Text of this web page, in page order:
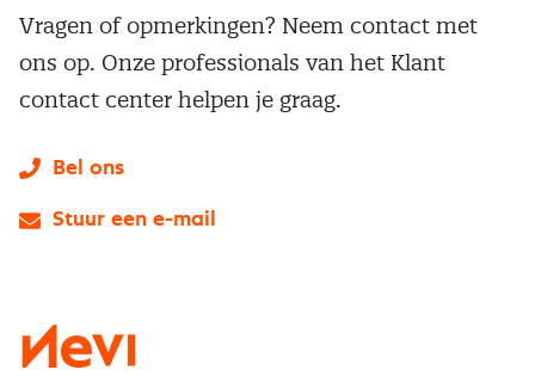
Vragen of opmerkingen? Neem contact met
ons op. Onze professionals van het Klant
contact center helpen je graag.
Bel ons
Stuur een e-mail